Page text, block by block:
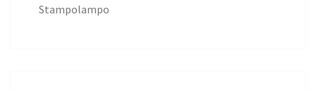
Stampolampo